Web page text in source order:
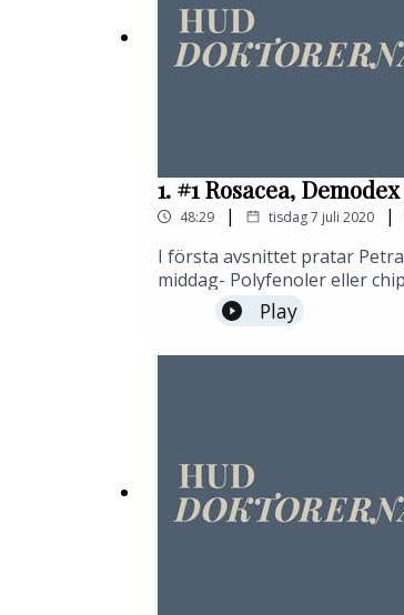
1. #1 Rosacea,
48:29 | tisdag 7 juli 2020 |
I första avsnittet pratar
middag- Polyfenoler eller
Play